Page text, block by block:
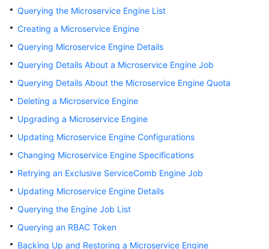
Billing
Getting
User
Guide
Best
Practices
Guide
API
Querying the Microservice Engine List
Creating a Microservice Engine
Querying Microservice Engine Details
Querying Details About a Microservice Engine Job
Querying Details About the Microservice Engine Quota
Deleting a Microservice Engine
Upgrading a Microservice Engine
Updating Microservice Engine Configurations
Changing Microservice Engine Specifications
Retrying an Exclusive ServiceComb Engine Job
Updating Microservice Engine Details
Querying the Engine Job List
Querying an RBAC Token
Backing Up and Restoring a Microservice Engine